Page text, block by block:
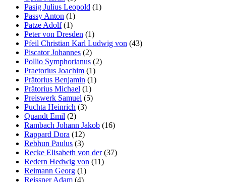
Pasig Julius Leopold (1)
Passy Anton (1)
Patze Adolf(1)
Peter von Dresden (1)
Pfeil Christian Karl Ludwig von (43)
Piscator Johannes (2)
Pollio Symphorianus (2)
Praetorius Joachim (1)
Prätorius Benjamin (1)
Prätorius Michael (1)
Preiswerk Samuel (5)
Puchta Heinrich (3)
Quandt Emil (2)
Rambach Johann Jakob (16)
Rappard Dora (12)
Rebhun Paulus (3)
Recke Elisabeth von der(37)
Redern Hedwig von (11)
Reimann Georg (1)
Reissner Adam (4)